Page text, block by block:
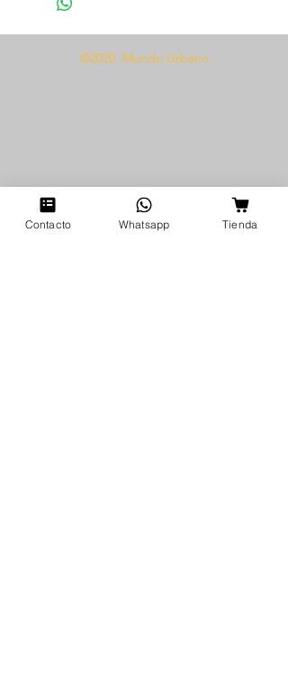
Largo de la hoja: 7 cm
Apertura de la hoja: Manual
©2020 Mundo Urbano
Contacto Whatsapp Tienda